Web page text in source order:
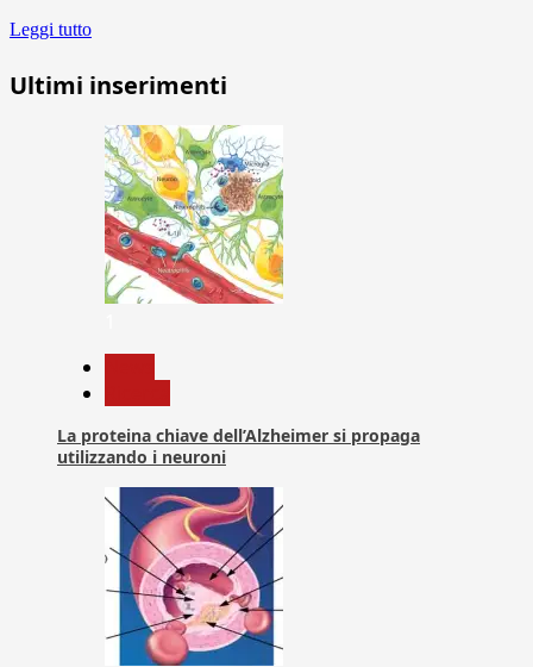
Leggi tutto
Ultimi inserimenti
La proteina chiave dell’Alzheimer si propaga
utilizzando i neuroni